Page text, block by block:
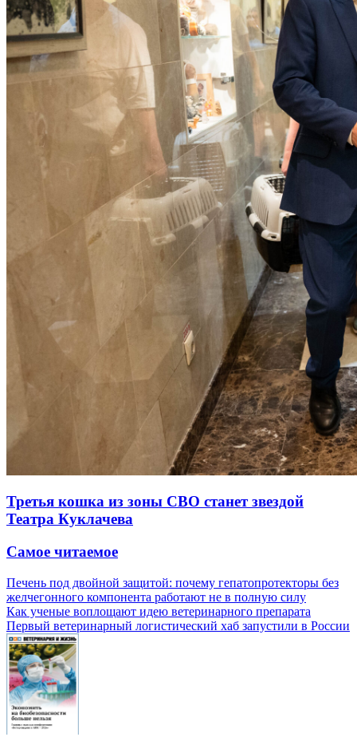
Третья кошка из зоны СВО станет звездой
Театра Куклачева
Самое читаемое
Печень под двойной защитой: почему гепатопротекторы без
желчегонного компонента работают не в полную силу
Как ученые воплощают идею ветеринарного препарата
Первый ветеринарный логистический хаб запустили в России